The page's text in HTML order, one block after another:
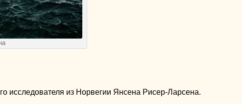
исследователя из Норвегии Янсена Рисер-Ларсена.